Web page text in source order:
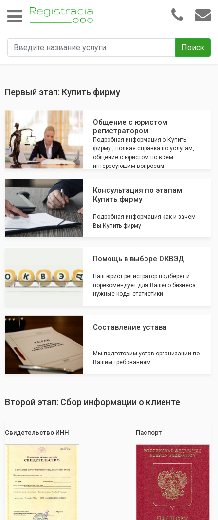
Поиск
Первый этап: Купить фирму
Общение с юристом
регистратором
Подробная информация о Купить
фирму , полная справка по услугам,
общение с юристом по всем
интересующим вопросам
Консультация по этапам
Купить фирму
Подробная информация как и зачем
Вы Купить фирму
Помощь в выборе ОКВЭД
Наш юрист регистратор подберет и
порекомендует для Вашего бизнеса
нужные коды статистики
Составление устава
Мы подготовим устав организации по
Вашим требованиям
Второй этап: Сбор информации о клиенте
Свидетельство ИНН Паспорт